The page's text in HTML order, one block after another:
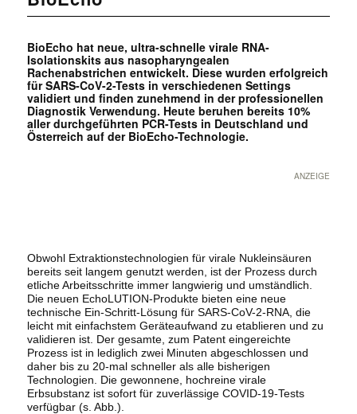
BioEcho hat neue, ultra-schnelle virale RNA-
Isolationskits aus nasopharyngealen
Rachenabstrichen entwickelt. Diese wurden erfolgreich
für SARS-CoV-2-Tests in verschiedenen Settings
validiert und finden zunehmend in der professionellen
Diagnostik Verwendung. Heute beruhen bereits 10%
aller durchgeführten PCR-Tests in Deutschland und
Österreich auf der BioEcho-Technologie.
ANZEIGE
Obwohl Extraktionstechnologien für virale Nukleinsäuren
bereits seit langem genutzt werden, ist der Prozess durch
etliche Arbeitsschritte immer langwierig und umständlich.
Die neuen EchoLUTION-Produkte bieten eine neue
technische Ein-Schritt-Lösung für SARS-CoV-2-RNA, die
leicht mit einfachstem Geräteaufwand zu etablieren und zu
validieren ist. Der gesamte, zum Patent eingereichte
Prozess ist in lediglich zwei Minuten abgeschlossen und
daher bis zu 20-mal schneller als alle bisherigen
Technologien. Die gewonnene, hochreine virale
Erbsubstanz ist sofort für zuverlässige COVID-19-Tests
verfügbar (s. Abb.).